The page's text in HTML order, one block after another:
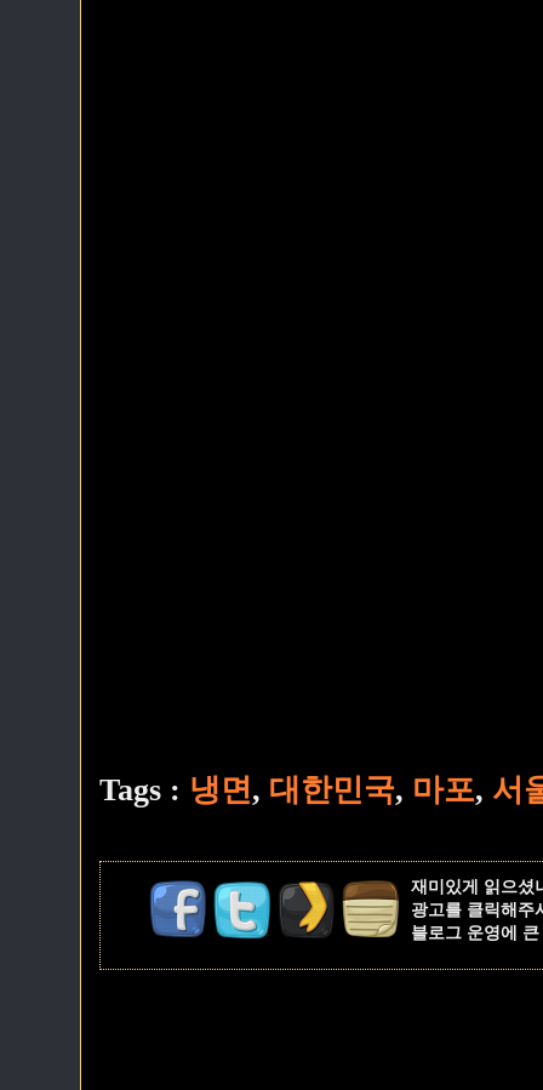
Tags : 냉면, 대한민국, 마포, 서
재미있게 읽으셨
광고를 클릭해주
블로그 운영에